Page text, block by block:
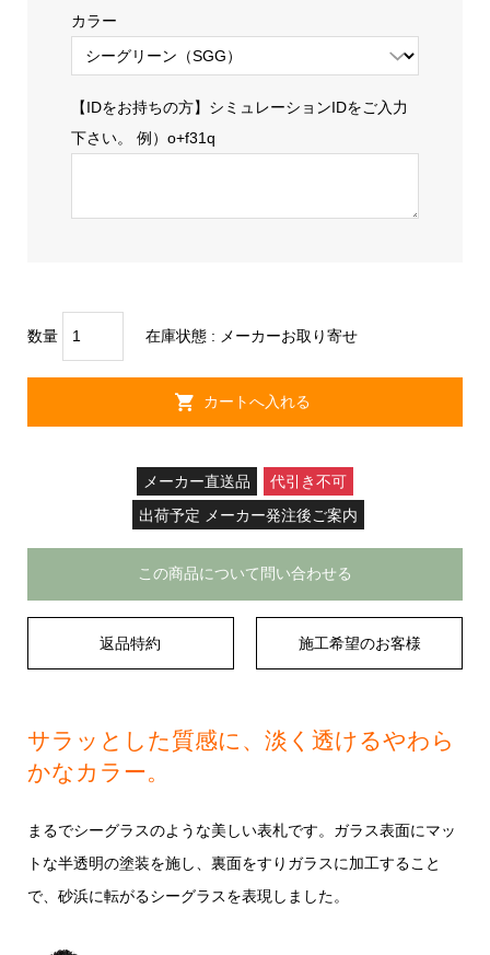
カラー
【IDをお持ちの方】シミュレーションIDをご入力
下さい。 例）o+f31q
数量 在庫状態 : メーカーお取り寄せ
メーカー直送品
代引き不可
出荷予定 メーカー発注後ご案内
この商品について問い合わせる
返品特約 施工希望のお客様
サラッとした質感に、淡く透けるやわら
かなカラー。
まるでシーグラスのような美しい表札です。ガラス表面にマッ
トな半透明の塗装を施し、裏面をすりガラスに加工すること
で、砂浜に転がるシーグラスを表現しました。